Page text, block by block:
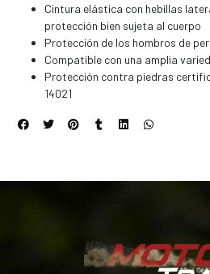
Cintura elástica con hebillas
protección bien sujeta al cuerpo
Protección de los hombros de
Compatible con una amplia
Protección contra piedras
14021